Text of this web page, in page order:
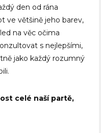
den od rána
ve většině jeho barev,
na věc očima
s nejlepšími,
jako každý rozumný
celé naší partě,